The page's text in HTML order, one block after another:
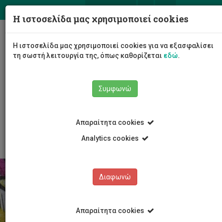
Η ιστοσελίδα μας χρησιμοποιεί cookies
Η ιστοσελίδα μας χρησιμοποιεί cookies για να εξασφαλίσει
τη σωστή λειτουργία της, όπως καθορίζεται εδώ.
Συμφωνώ
Απαραίτητα cookies
Analytics cookies
Διαφωνώ
Απαραίτητα cookies